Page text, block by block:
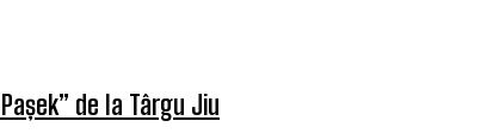
de la Târgu Jiu